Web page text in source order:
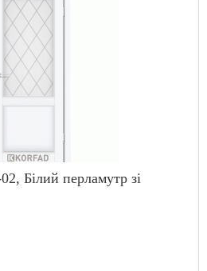
Білий перламутр зі